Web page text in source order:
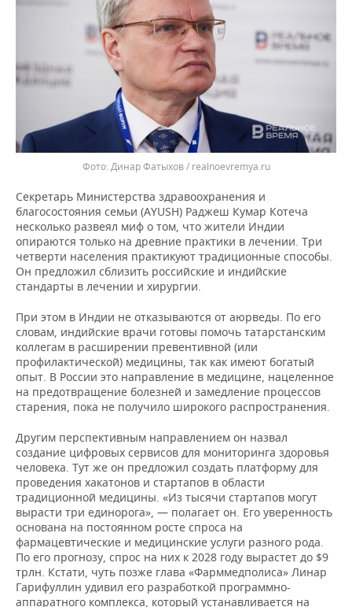
Динар Фатыхов / realnoevremya.ru
Секретарь Министерства здравоохранения и
благосостояния семьи (AYUSH) Раджеш Кумар Котеча
несколько развеял миф о том, что жители Индии
опираются только на древние практики в лечении. Три
четверти населения практикуют традиционные способы.
Он предложил сблизить российские и индийские
стандарты в лечении и хирургии.
При этом в Индии не отказываются от аюрведы. По его
словам, индийские врачи готовы помочь татарстанским
коллегам в расширении превентивной (или
профилактической) медицины, так как имеют богатый
опыт. В России это направление в медицине, нацеленное
на предотвращение болезней и замедление процессов
старения, пока не получило широкого распространения.
Другим перспективным направлением он назвал
создание цифровых сервисов для мониторинга здоровья
человека. Тут же он предложил создать платформу для
проведения хакатонов и стартапов в области
традиционной медицины. «Из тысячи стартапов могут
вырасти три единорога», — полагает он. Его уверенность
основана на постоянном росте спроса на
фармацевтические и медицинские услуги разного рода.
По его прогнозу, спрос на них к 2028 году вырастет до $9
трлн. Кстати, чуть позже глава «Фарммедполиса» Линар
Гарифуллин удивил его разработкой программно-
аппаратного комплекса, который устанавливается на